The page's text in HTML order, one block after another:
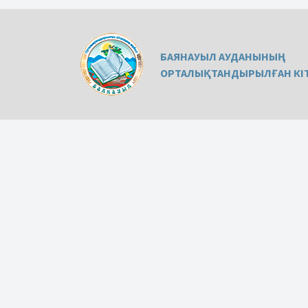
БАЯНАУЫЛ АУДАНЫНЫҢ
ОРТАЛЫҚТАНДЫРЫЛҒАН